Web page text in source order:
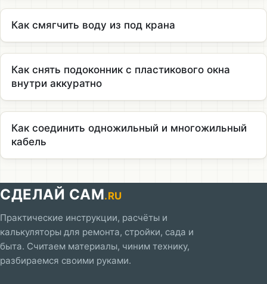
Как смягчить воду из под крана
Как снять подоконник с пластикового окна
внутри аккуратно
Как соединить одножильный и многожильный
кабель
СДЕЛАЙ САМ.RU
Практические инструкции, расчёты и
калькуляторы для ремонта, стройки, сада и
быта. Считаем материалы, чиним технику,
разбираемся своими руками.